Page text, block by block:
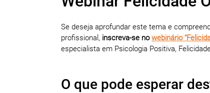
Se deseja aprofundar este tema e
profissional, inscreva-se nowebinário
especialista em Psicologia Positiva,
O que pode esperar